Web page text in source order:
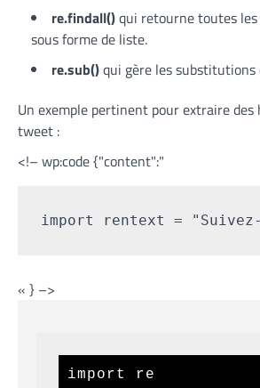
re.findall()qui retourne toutes les
sous forme de liste.
re.sub()qui gère les substitutions
Un exemple pertinent pour extraire des
tweet :
<!– wp:code {"content":"
import rentext =
« } –>
import re